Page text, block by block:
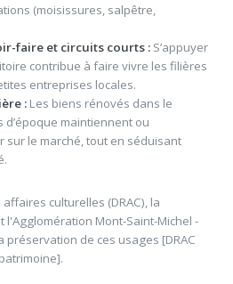
(moisissures, salpêtre,
faire et circuits courts :S’appuyer
contribue à faire vivre les filières
entreprises locales.
:Les biens rénovés dans le
maintiennent ou
sur le marché, tout en séduisant
culturelles (DRAC), la
l'Agglomération Mont-Saint-Michel -
de ces usages [DRAC